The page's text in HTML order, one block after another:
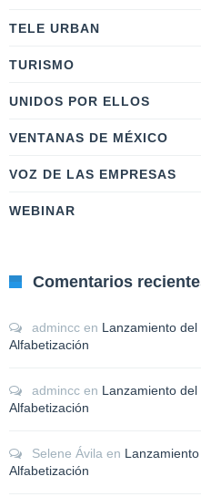
TELE URBAN
TURISMO
UNIDOS POR ELLOS
VENTANAS DE MÉXICO
VOZ DE LAS EMPRESAS
WEBINAR
Comentarios
admincc en Lanzamiento
Alfabetización
admincc en Lanzamiento
Alfabetización
Selene Ávila en
Alfabetización